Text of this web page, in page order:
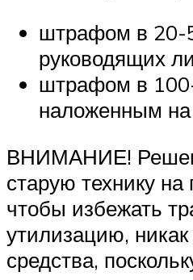
штрафом в
руководящих
штрафом в
наложенным
ВНИМАНИЕ!
старую технику на
чтобы избежать
утилизацию,
средства,